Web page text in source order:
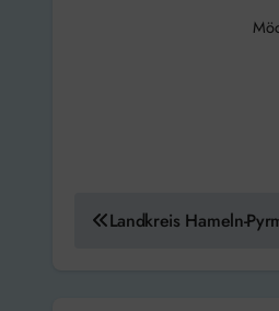
Landkreis Hameln-